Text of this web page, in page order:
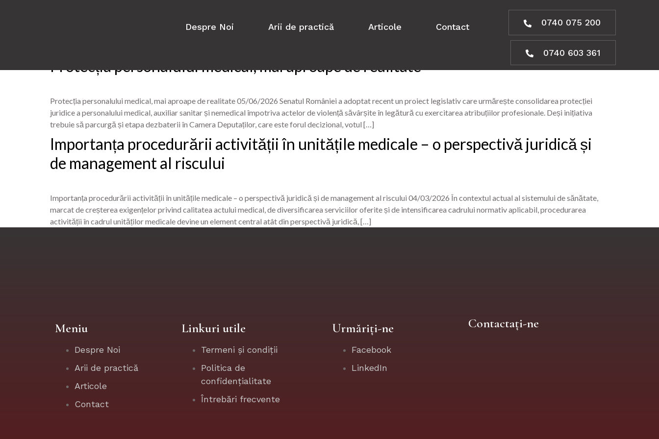
Despre Noi Arii de practică Articole Contact 0740 075 200
0740 603 361
MEDICAL
Protecția personalului medical, mai aproape de realitate
Protecția personalului medical, mai aproape de realitate 05/06/2026 Senatul României a adoptat recent un proiect legislativ care urmărește consolidarea protecției
juridice a personalului medical, auxiliar sanitar și nemedical împotriva actelor de violență săvârșite în legătură cu exercitarea atribuțiilor profesionale. Deși inițiativa
trebuie să parcurgă și etapa dezbaterii în Camera Deputaților, care este forul decizional, votul […]
Importanța procedurării activității în unitățile medicale – o perspectivă juridică și
de management al riscului
Importanța procedurării activității în unitățile medicale – o perspectivă juridică și de management al riscului 04/03/2026 În contextul actual al sistemului de sănătate,
marcat de creșterea exigențelor privind calitatea actului medical, de diversificarea serviciilor oferite și de intensificarea cadrului normativ aplicabil, procedurarea
activității în cadrul unităților medicale devine un element central atât din perspectivă juridică, […]
Meniu
Despre Noi
Arii de practică
Articole
Contact
Linkuri utile
Termeni și condiții
Politica de
confidențialitate
Întrebări frecvente
Urmăriți-ne
Facebook
LinkedIn
Contactați-ne